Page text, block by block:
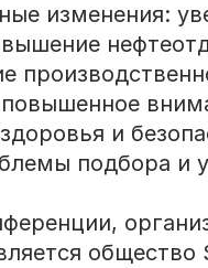
изменения:
и
подбора и
общество